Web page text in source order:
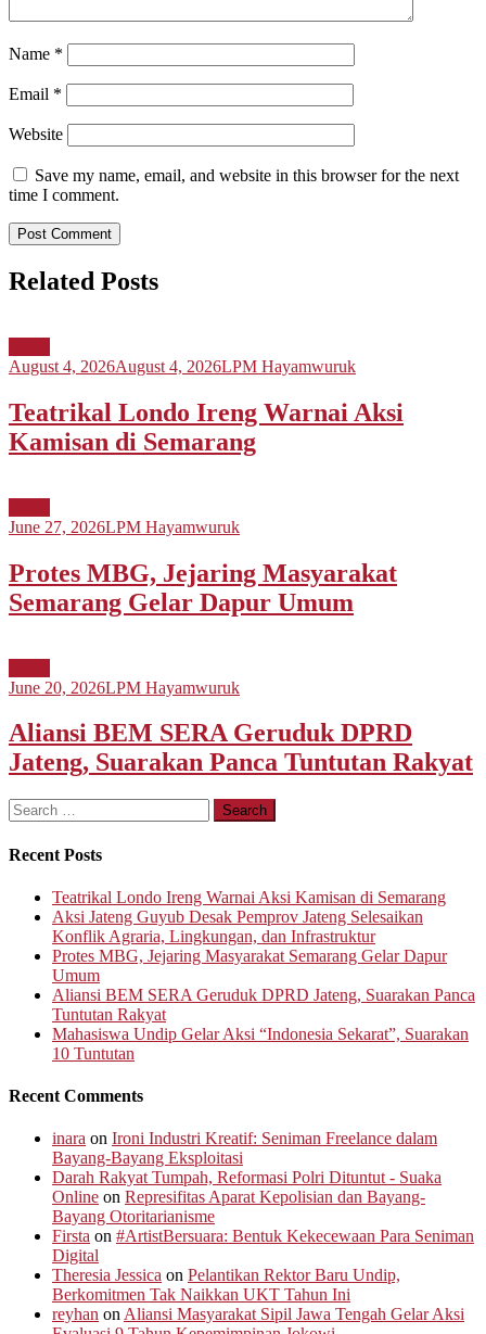
Name *
Email *
Website
Save my name, email, and website in this browser for the next
time I comment.
Related Posts
August 4, 2026August 4, 2026LPM Hayamwuruk
Teatrikal Londo Ireng Warnai Aksi
Kamisan di Semarang
June 27, 2026LPM Hayamwuruk
Protes MBG, Jejaring Masyarakat
Semarang Gelar Dapur Umum
June 20, 2026LPM Hayamwuruk
Aliansi BEM SERA Geruduk DPRD
Jateng, Suarakan Panca Tuntutan Rakyat
Search
for:
Recent Posts
Teatrikal Londo Ireng Warnai Aksi Kamisan di Semarang
Aksi Jateng Guyub Desak Pemprov Jateng Selesaikan
Konflik Agraria, Lingkungan, dan Infrastruktur
Protes MBG, Jejaring Masyarakat Semarang Gelar Dapur
Umum
Aliansi BEM SERA Geruduk DPRD Jateng, Suarakan Panca
Tuntutan Rakyat
Mahasiswa Undip Gelar Aksi “Indonesia Sekarat”, Suarakan
10 Tuntutan
Recent Comments
inara on Ironi Industri Kreatif: Seniman Freelance dalam
Bayang-Bayang Eksploitasi
Darah Rakyat Tumpah, Reformasi Polri Dituntut - Suaka
Online on Represifitas Aparat Kepolisian dan Bayang-
Bayang Otoritarianisme
Firsta on #ArtistBersuara: Bentuk Kekecewaan Para Seniman
Digital
Theresia Jessica on Pelantikan Rektor Baru Undip,
Berkomitmen Tak Naikkan UKT Tahun Ini
reyhan onAliansi Masyarakat Sipil Jawa Tengah Gelar Aksi